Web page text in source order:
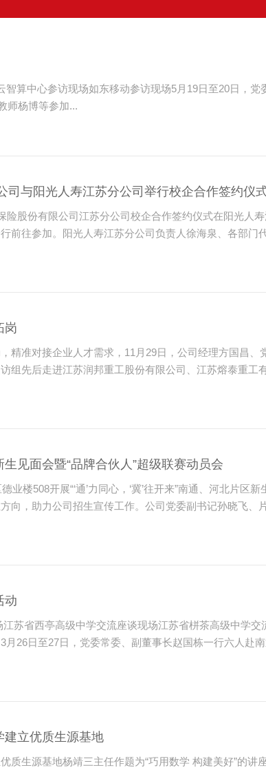
算中心参访现场如东移动参访现场5月19日至20日，
师杨博等参加...
与阳光人寿江苏分公司举行校企合作签约仪
险股份有限公司江苏分公司校企合作签约仪式在阳光人
前往参加。阳光人寿江苏分公司负责人徐海泉、各部门
岗
精准对接企业人才需求，11月29日，公司经理方国昌
组先后走进江苏润邦重工股份有限公司、江苏熔泰重工
见面会暨“品牌合伙人”超级联赛动员会
业楼508开展“‘通’力同心，‘冀’往开来”南通、河北片
向，助力公司招生宣传工作。公司党委副书记孙晓飞、
动
苏省西亭高级中学交流座谈现场江苏省栟茶高级中学
月26日至27日，党委常委、副董事长赵国栋一行六人赴
建立优质生源基地
质生源基地杨靖三主任作题为“巧用数学 构建美好”的